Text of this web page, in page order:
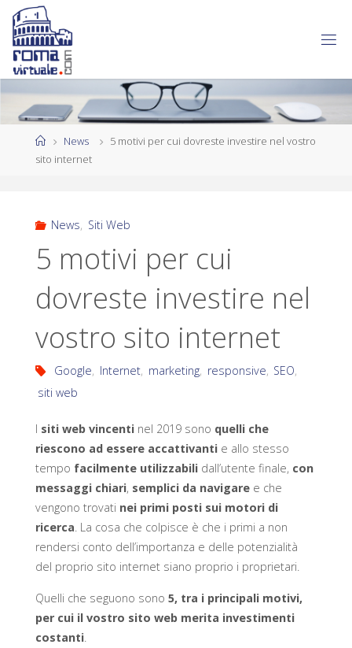
News
5 motivi per cui dovreste investire nel vostro
sito internet
News, Siti Web
5 motivi per cui
dovreste investire nel
vostro sito internet
Google, Internet, marketing, responsive, SEO,
siti web
I siti web vincentinel 2019 sono quelli che
riescono ad essere accattivantie allo stesso
tempo facilmente utilizzabilidall’utente finale, con
messaggi chiari, semplici da navigaree che
vengono trovati nei primi posti sui motori di
ricerca. La cosa che colpisce è che i primi a non
rendersi conto dell’importanza e delle potenzialità
del proprio sito internet siano proprio i proprietari.
Quelli che seguono sono 5, tra i principali motivi,
per cui il vostro sito web merita investimenti
costanti.